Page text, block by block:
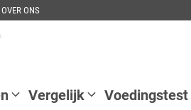
OVER ONS
Vergelijk Voedingstest